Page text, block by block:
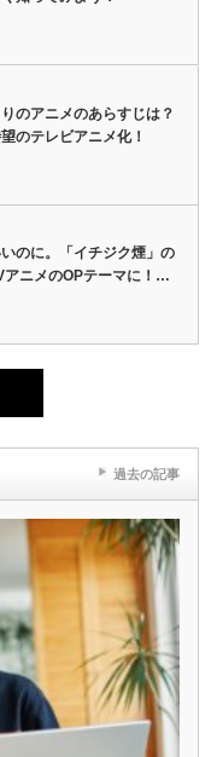
のアニメのあらすじは？
のテレビアニメ化！
のに。「イチジク煙」の
アニメのOPテーマに！…
過去の記事